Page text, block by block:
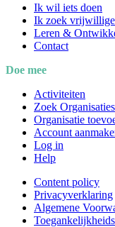
Ik wil iets doen
Ik zoek
Leren &
Contact
Doe mee
Activiteiten
Zoek Organisaties
Organisatie
Account
Log in
Help
Content policy
Privacyverklaring
Algemene